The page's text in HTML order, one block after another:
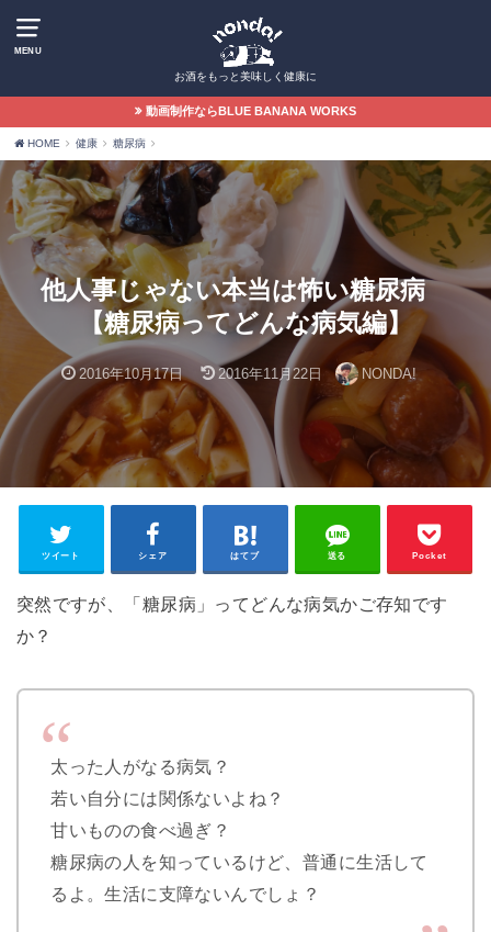
MENU
お酒をもっと美味しく健康に
動画制作ならBLUE BANANA WORKS
HOME 健康 糖尿病
他人事じゃない本当は怖い糖尿病
【糖尿病ってどんな病気編】
2016年10月17日 2016年11月22日 NONDA!
ツイート シェア はてブ 送る Pocket
突然ですが、「糖尿病」ってどんな病気かご存知です
か？
太った人がなる病気？
若い自分には関係ないよね？
甘いものの食べ過ぎ？
糖尿病の人を知っているけど、普通に生活して
るよ。生活に支障ないんでしょ？